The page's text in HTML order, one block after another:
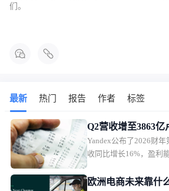
们。
最新 热门 报告 作者 标签
Q2营收增至3863亿
电商业务首次盈利
Yandex公布了2026财
收同比增长16%，盈利
欧洲电商未来靠什